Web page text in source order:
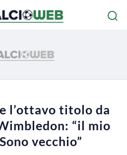
l’ottavo titolo da
“il mio
vecchio”